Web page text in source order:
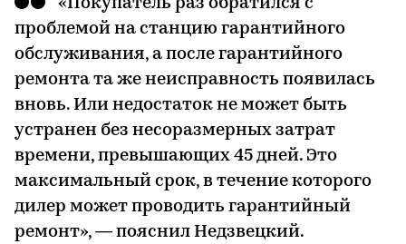
«Покупатель раз обратился с
проблемой на станцию гарантийного
обслуживания, а после гарантийного
ремонта та же неисправность появилась
вновь. Или недостаток не может быть
устранен без несоразмерных затрат
времени, превышающих 45 дней. Это
максимальный срок, в течение которого
дилер может проводить гарантийный
ремонт», — пояснил Недзвецкий.